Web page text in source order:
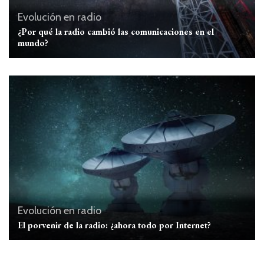
Evolución en radio
¿Por qué la radio cambió las comunicaciones en el
mundo?
Evolución en radio
El porvenir de la radio: ¿ahora todo por Internet?